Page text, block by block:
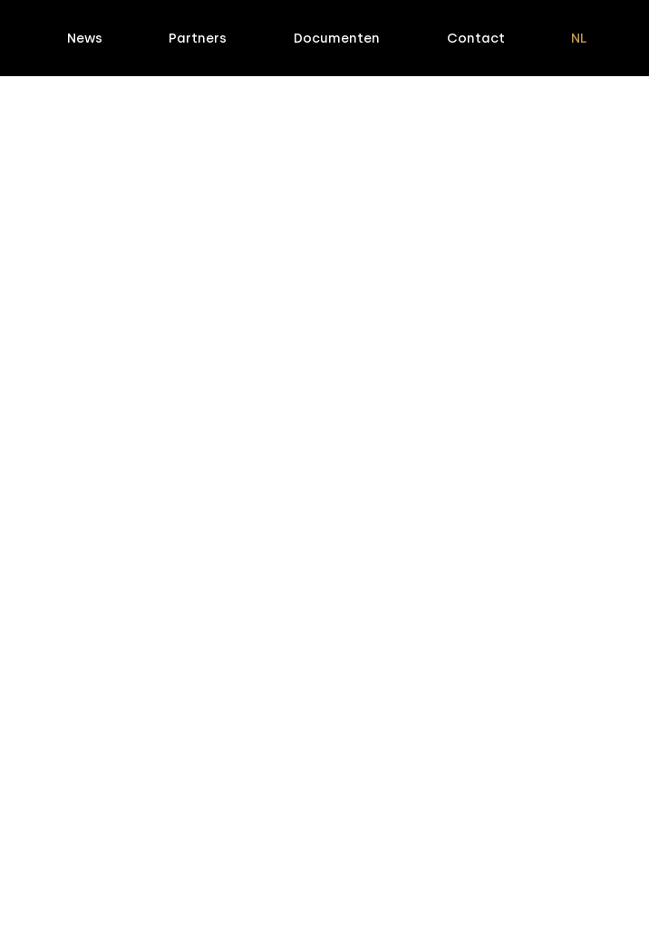
News Partners Documenten Contact NL